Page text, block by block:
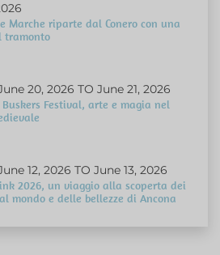
Marche riparte dal Conero con una
tramonto
20, 2026 TO June 21, 2026
Festival, arte e magia nel
12, 2026 TO June 13, 2026
2026, un viaggio alla scoperta dei
mondo e delle bellezze di Ancona